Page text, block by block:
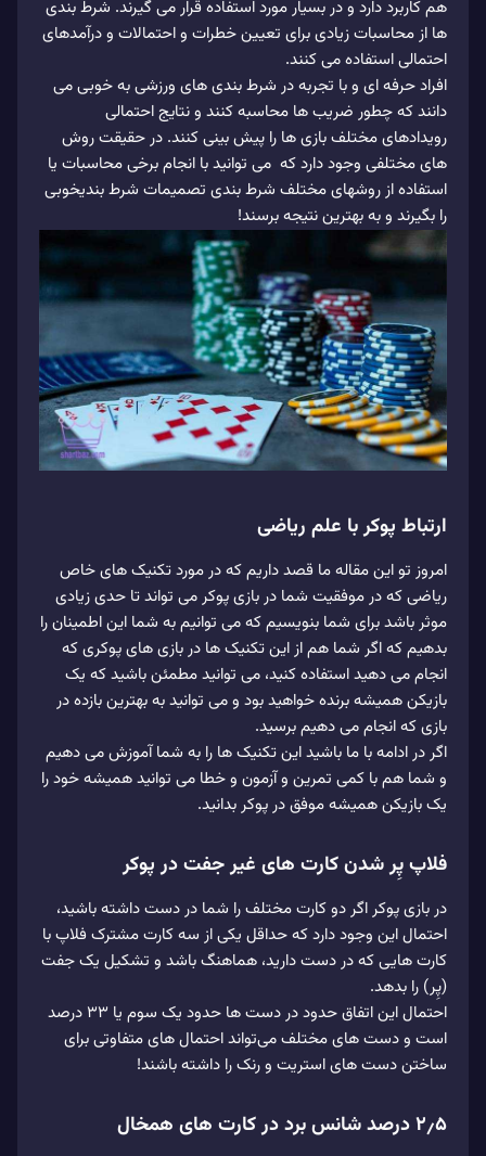
هم کاربرد دارد و در بسیار مورد استفاده قرار می گیرند. شرط بندی
ها از محاسبات زیادی برای تعیین خطرات و احتمالات و درآمدهای
احتمالی استفاده می کنند.
افراد حرفه ای و با تجربه در شرط بندی های ورزشی به خوبی می
دانند که چطور ضریب ها محاسبه کنند و نتایج احتمالی
رویدادهای مختلف بازی ها را پیش بینی کنند. در حقیقت روش
های مختلفی وجود دارد که می توانید با انجام برخی محاسبات یا
استفاده از روشهای مختلف شرط بندی تصمیمات شرط بندیخوبی
را بگیرند و به بهترین نتیجه برسند!
ارتباط پوکر با علم ریاضی
امروز تو این مقاله ما قصد داریم که در مورد تکنیک های خاص
ریاضی که در موفقیت شما در بازی پوکر می تواند تا حدی زیادی
موثر باشد برای شما بنویسیم که می توانیم به شما این اطمینان را
بدهیم که اگر شما هم از این تکنیک ها در بازی های پوکری که
انجام می دهید استفاده کنید، می توانید مطمئن باشید که یک
بازیکن همیشه برنده خواهید بود و می توانید به بهترین بازده در
بازی که انجام می دهیم برسید.
اگر در ادامه با ما باشید این تکنیک ها را به شما آموزش می دهیم
و شما هم با کمی تمرین و آزمون و خطا می توانید همیشه خود را
یک بازیکن همیشه موفق در پوکر بدانید.
فلاپ پِر شدن کارت های غیر جفت در پوکر
در بازی پوکر اگر دو کارت مختلف را شما در دست داشته باشید،
احتمال این وجود دارد که حداقل یکی از سه کارت مشترک فلاپ با
کارت هایی که در دست دارید، هماهنگ باشد و تشکیل یک جفت
(پِر) را بدهد.
احتمال این اتفاق حدود در دست ها حدود یک سوم یا ۳۳ درصد
است و دست های مختلف می‌تواند احتمال های متفاوتی برای
ساختن دست های استریت و رنک را داشته باشند!
۲٫۵ درصد شانس برد در کارت های همخال